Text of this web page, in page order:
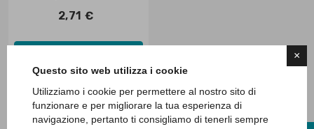
×
Questo sito web utilizza i cookie
Utilizziamo i cookie per permettere al nostro sito di
funzionare e per migliorare la tua esperienza di
navigazione, pertanto ti consigliamo di tenerli sempre
2,71 €
Visualizzati 1-1 su 1 articoli